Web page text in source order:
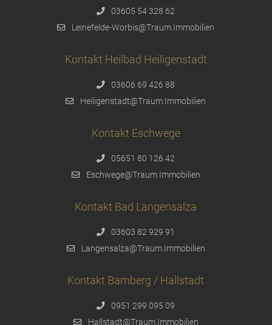
03605 54 328 62
Leinefelde-Worbis@Traum.Immobilien
Kontakt Heilbad Heiligenstadt
03606 69 426 88
Heiligenstadt@Traum.Immobilien
Kontakt Eschwege
05651 80 126 42
Eschwege@Traum.Immobilien
Kontakt Bad Langensalza
03603 82 929 91
Langensalza@Traum.Immobilien
Kontakt Bamberg / Hallstadt
0951 299 095 09
Hallstadt@Traum.Immobilien